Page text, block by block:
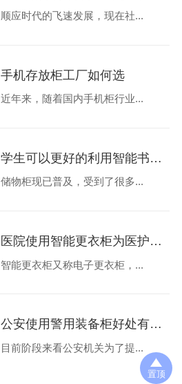
顺应时代的飞速发展，现在社...
手机存放柜工厂如何选
近年来，随着国内手机柜行业...
学生可以更好的利用智能书包柜存放物品
储物柜现已普及，受到了很多...
医院使用智能更衣柜为医护人员提供便利存放
智能更衣柜又称电子更衣柜，...
公安使用警用装备柜好处有哪些？
目前阶段来看公安机关为了提...
置顶